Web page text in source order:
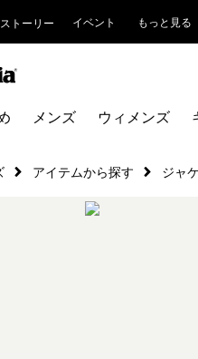
ストーリー イベント もっと見る
メンズ ウィメンズ
アイテムから探す ジャ